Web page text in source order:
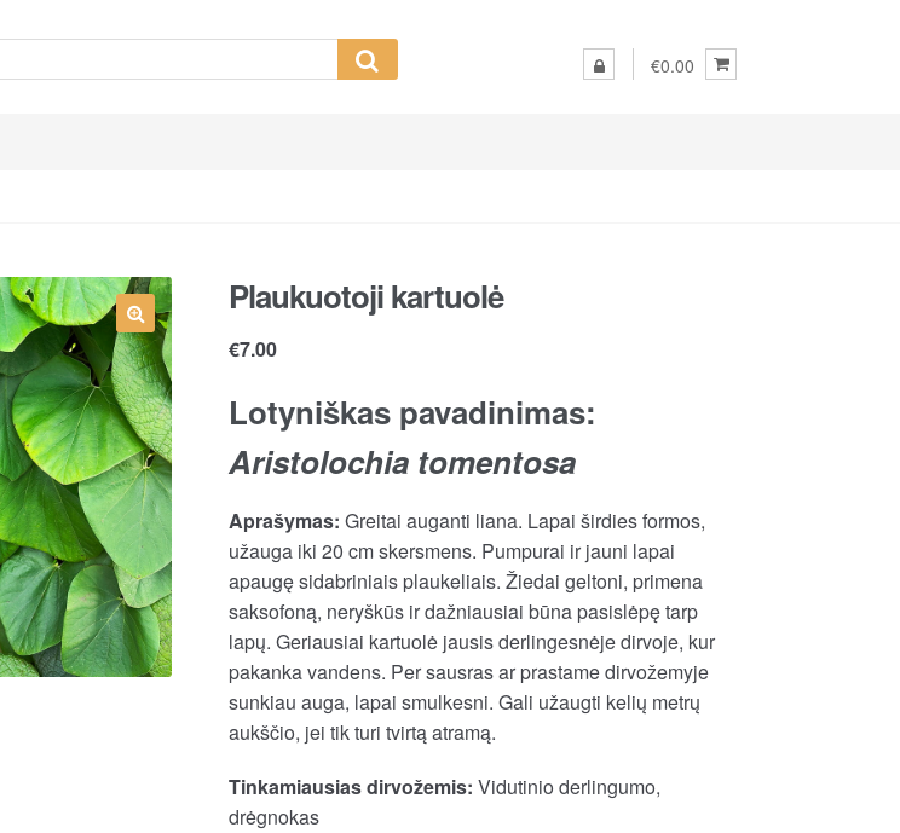
€0.00
Plaukuotoji kartuolė
€7.00
Lotyniškas pavadinimas:
Aristolochia tomentosa
Aprašymas: Greitai auganti liana. Lapai širdies formos,
užauga iki 20 cm skersmens. Pumpurai ir jauni lapai
apaugę sidabriniais plaukeliais. Žiedai geltoni, primena
saksofoną, neryškūs ir dažniausiai būna pasislėpę tarp
lapų. Geriausiai kartuolė jausis derlingesnėje dirvoje, kur
pakanka vandens. Per sausras ar prastame dirvožemyje
sunkiau auga, lapai smulkesni. Gali užaugti kelių metrų
aukščio, jei tik turi tvirtą atramą.
Tinkamiausias dirvožemis: Vidutinio derlingumo,
drėgnokas